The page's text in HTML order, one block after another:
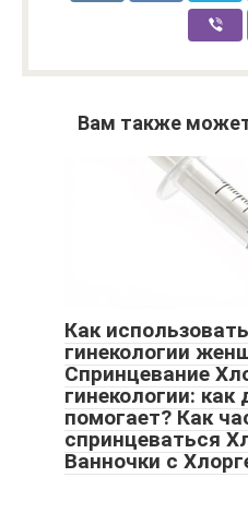
Вам также
Как
гинекологии
Спринцевание
гинекологии: как
помогает? Как
спринцеваться
Ванночки с